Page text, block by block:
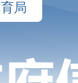
局